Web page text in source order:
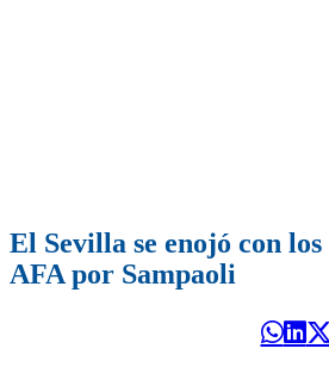
El Sevilla se enojó con
AFA por Sampaoli